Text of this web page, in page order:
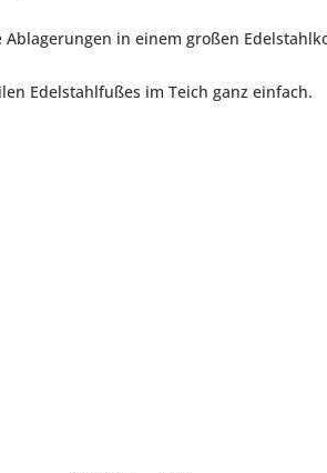
in einem großen
Edelstahlfußes im Teich ganz einfach.